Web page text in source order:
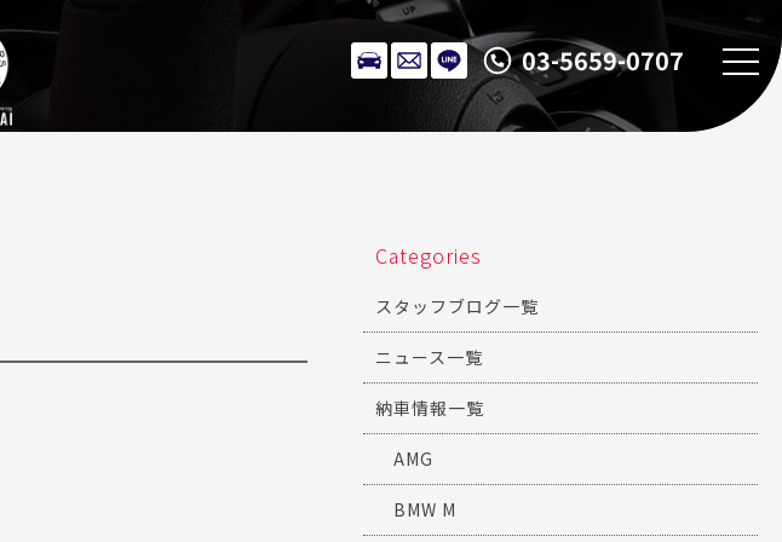
03-5659-0707
Categories
スタッフブログ一覧
ニュース一覧
納車情報一覧
AMG
BMW M